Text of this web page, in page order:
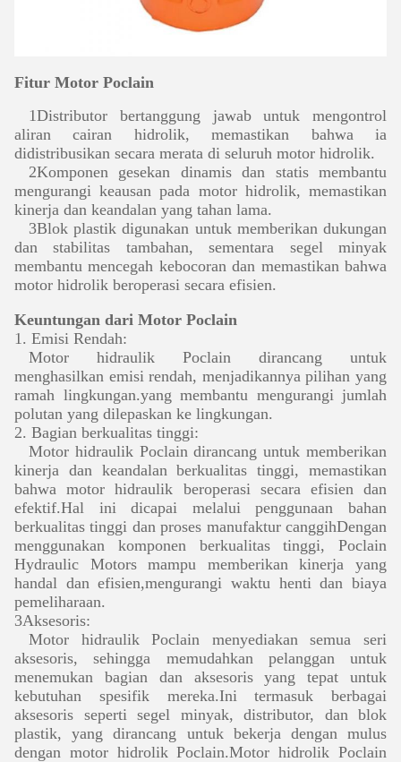
Fitur Motor Poclain
1Distributor bertanggung jawab untuk mengontrol
aliran cairan hidrolik, memastikan bahwa ia
didistribusikan secara merata di seluruh motor hidrolik.
2Komponen gesekan dinamis dan statis membantu
mengurangi keausan pada motor hidrolik, memastikan
kinerja dan keandalan yang tahan lama.
3Blok plastik digunakan untuk memberikan dukungan
dan stabilitas tambahan, sementara segel minyak
membantu mencegah kebocoran dan memastikan bahwa
motor hidrolik beroperasi secara efisien.
Keuntungan dari Motor Poclain
1. Emisi Rendah:
Motor hidraulik Poclain dirancang untuk
menghasilkan emisi rendah, menjadikannya pilihan yang
ramah lingkungan.yang membantu mengurangi jumlah
polutan yang dilepaskan ke lingkungan.
2. Bagian berkualitas tinggi:
Motor hidraulik Poclain dirancang untuk memberikan
kinerja dan keandalan berkualitas tinggi, memastikan
bahwa motor hidraulik beroperasi secara efisien dan
efektif.Hal ini dicapai melalui penggunaan bahan
berkualitas tinggi dan proses manufaktur canggihDengan
menggunakan komponen berkualitas tinggi, Poclain
Hydraulic Motors mampu memberikan kinerja yang
handal dan efisien,mengurangi waktu henti dan biaya
pemeliharaan.
3Aksesoris:
Motor hidraulik Poclain menyediakan semua seri
aksesoris, sehingga memudahkan pelanggan untuk
menemukan bagian dan aksesoris yang tepat untuk
kebutuhan spesifik mereka.Ini termasuk berbagai
aksesoris seperti segel minyak, distributor, dan blok
plastik, yang dirancang untuk bekerja dengan mulus
dengan motor hidrolik Poclain.Motor hidrolik Poclain